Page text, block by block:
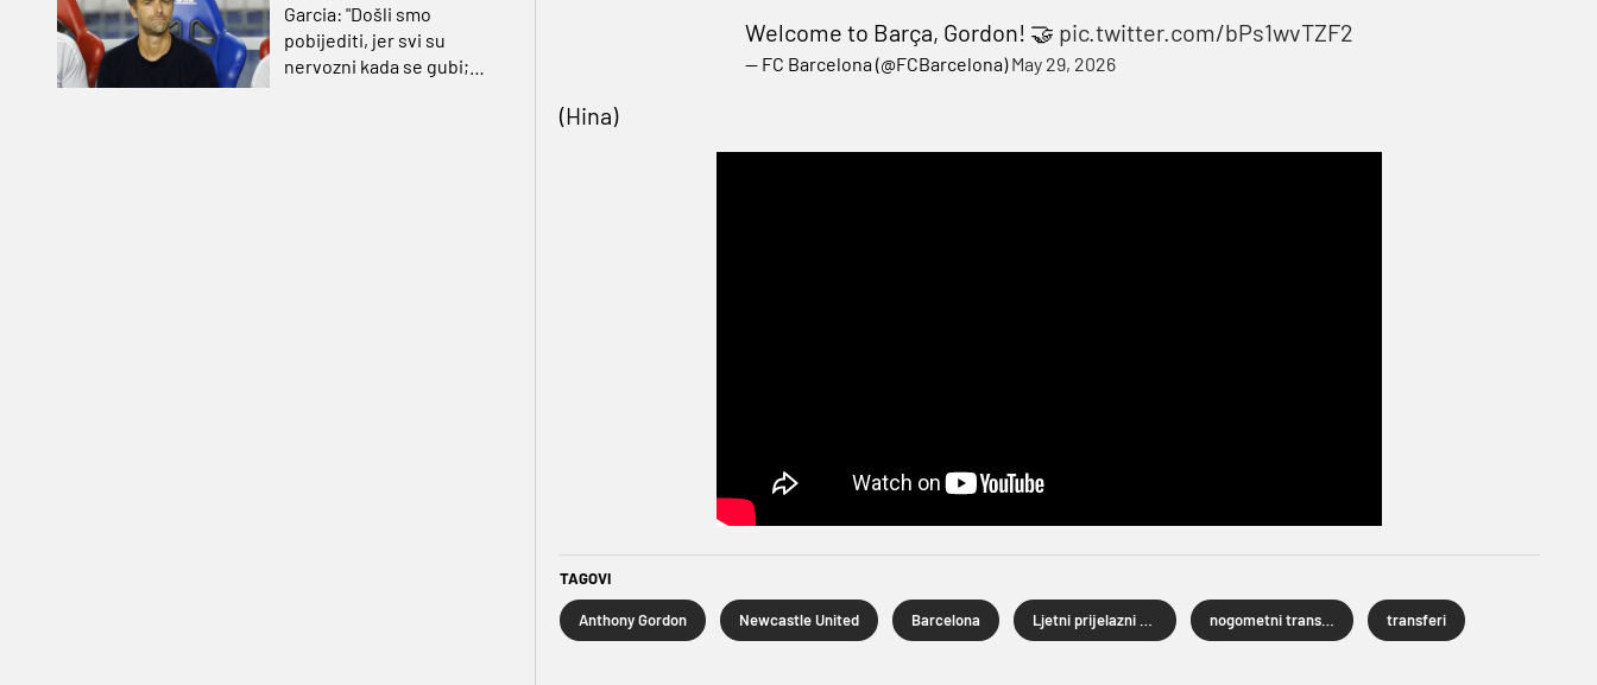
Garcia: "Došli smo
pobijediti, jer svi su
nervozni kada se gubi;
Welcome to Barça, Gordon! 🤝 pic.twitter.com/bPs1wvTZF2
— FC Barcelona (@FCBarcelona)May 29, 2026
(Hina)
TAGOVI
Anthony Gordon Newcastle United Barcelona Ljetni prijelazni rok 2026. nogometni transferi transferi